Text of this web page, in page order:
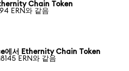
Chain Token
ERN와 같음
에서 Ethernity Chain Token
ERN와 같음